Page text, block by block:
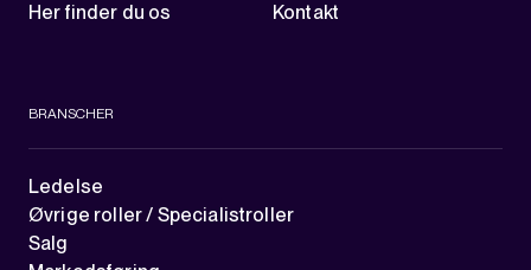
Her finder du os
Kontakt
BRANSCHER
Ledelse
Øvrige roller / Specialistroller
Salg